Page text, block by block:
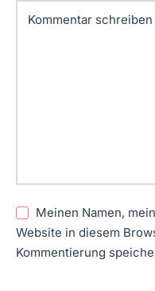
Kommentar schreiben
Meinen Namen,
Website in diesem
Kommentierung